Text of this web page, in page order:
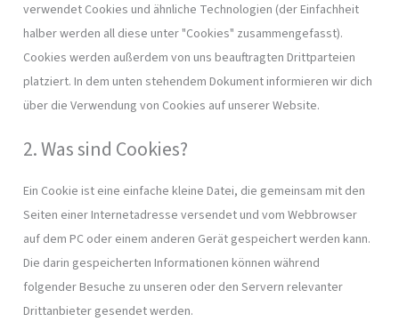
verwendet Cookies und ähnliche Technologien (der Einfachheit
halber werden all diese unter "Cookies" zusammengefasst).
Cookies werden außerdem von uns beauftragten Drittparteien
platziert. In dem unten stehendem Dokument informieren wir dich
über die Verwendung von Cookies auf unserer Website.
2. Was sind Cookies?
Ein Cookie ist eine einfache kleine Datei, die gemeinsam mit den
Seiten einer Internetadresse versendet und vom Webbrowser
auf dem PC oder einem anderen Gerät gespeichert werden kann.
Die darin gespeicherten Informationen können während
folgender Besuche zu unseren oder den Servern relevanter
Drittanbieter gesendet werden.